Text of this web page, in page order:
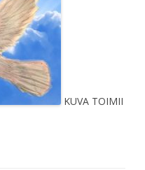
KUVA TOIMII